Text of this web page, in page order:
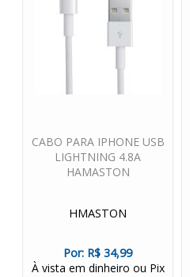
CABO PARA IPHONE USB
LIGHTNING 4.8A
HAMASTON
HMASTON
Por: R$ 34,99
À vista em dinheiro ou Pix